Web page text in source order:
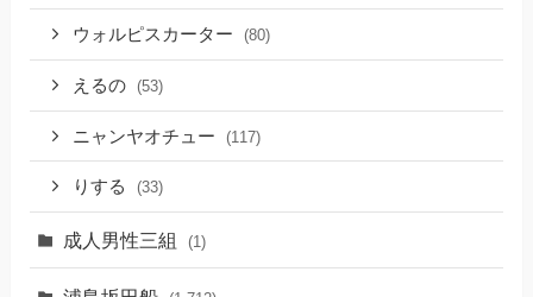
ウォルピスカーター (80)
えるの (53)
ニャンヤオチュー (117)
りする (33)
成人男性三組 (1)